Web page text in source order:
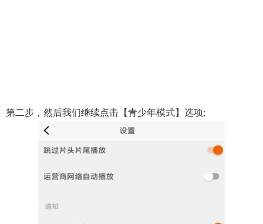
第二步，然后我们继续点击【青少年模式】选项;